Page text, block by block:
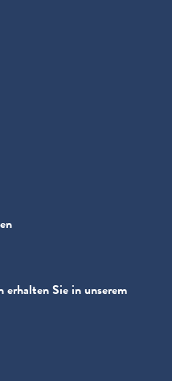
erhalten Sie in unserem